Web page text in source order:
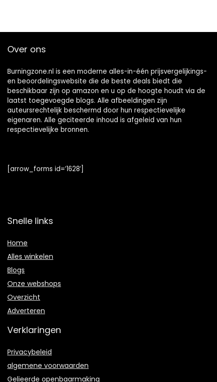
Over ons
Burningzone.nl is een moderne alles-in-één prijsvergelijkings-
en beoordelingswebsite die de beste deals biedt die
beschikbaar zijn op amazon en u op de hoogte houdt via de
laatst toegevoegde blogs. Alle afbeeldingen zijn
auteursrechtelijk beschermd door hun respectievelijke
eigenaren. Alle geciteerde inhoud is afgeleid van hun
respectievelijke bronnen.
[arrow_forms id=’1628′]
Snelle links
Home
Alles winkelen
Blogs
Onze webshops
Overzicht
Adverteren
Verklaringen
Privacybeleid
algemene voorwaarden
Gelieerde openbaarmaking